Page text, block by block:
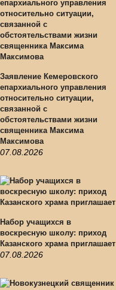
Заявление Кемеровского
епархиального управления
относительно ситуации,
связанной с
обстоятельствами жизни
священника Максима
Максимова
07.08.2026
Набор учащихся в
воскресную школу: приход
Казанского храма приглашает
07.08.2026